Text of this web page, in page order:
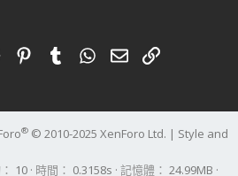
RedditPinterestTumblrWhatsApp
電子郵件
連結
® © 2010-2025 XenForo Ltd. | Style and
10 時間 0.3158s 記憶體 24.99MB